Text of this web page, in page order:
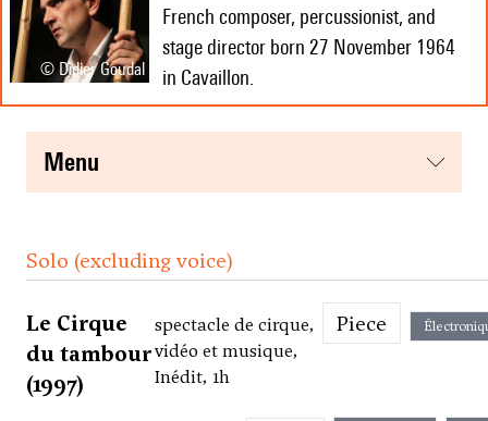
© Didier Goudal
French composer, percussionist, and
stage director born 27 November 1964
in Cavaillon.
menu
Solo (excluding voice)
Le Cirque
du tambour
(1997)
spectacle de cirque,
vidéo et musique,
Inédit, 1h
Piece